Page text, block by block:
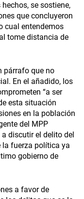
se sostiene,
que concluyeron
cual entendemos
tome distancia de
párrafo que no
En el añadido, los
“a ser
esta situación
en la población
del MPP
discutir el delito del
la fuerza política ya
gobierno de
a favor de